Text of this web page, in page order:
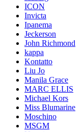
ICON
Invicta
Ipanema
Jeckerson
John Richmond
kappa
Kontatto
Liu Jo
Manila Grace
MARC ELLIS
Michael Kors
Miss Blumarine
Moschino
MSGM